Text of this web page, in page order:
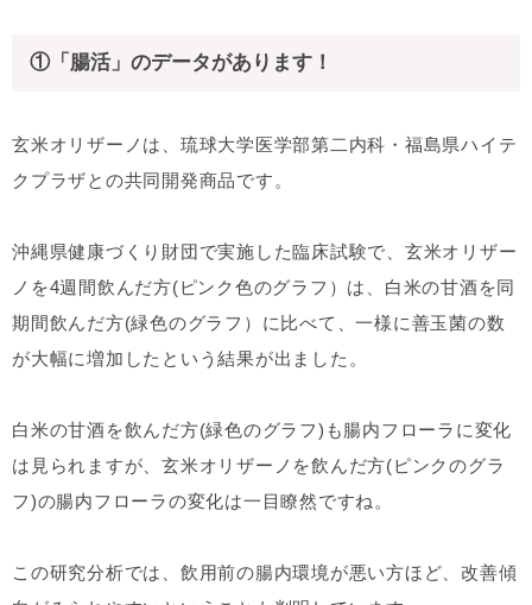
①「腸活」のデータがあります！
玄米オリザーノは、琉球大学医学部第二内科・福島県ハイテ
クプラザとの共同開発商品です。
沖縄県健康づくり財団で実施した臨床試験で、玄米オリザー
ノを4週間飲んだ方(ピンク色のグラフ）は、白米の甘酒を同
期間飲んだ方(緑色のグラフ）に比べて、一様に善玉菌の数
が大幅に増加したという結果が出ました。
白米の甘酒を飲んだ方(緑色のグラフ)も腸内フローラに変化
は見られますが、玄米オリザーノを飲んだ方(ピンクのグラ
フ)の腸内フローラの変化は一目瞭然ですね。
この研究分析では、飲用前の腸内環境が悪い方ほど、改善傾